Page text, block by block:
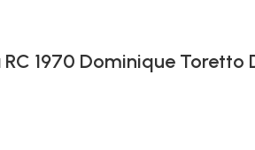
1970 Dominique Toretto